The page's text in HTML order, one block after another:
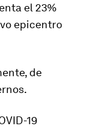
el 23%
epicentro
de
19